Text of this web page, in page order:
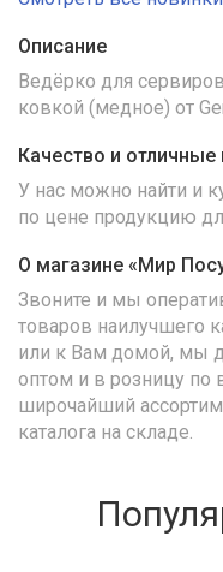
Описание
Ведёрко для
ковкой (медное) от
Качество и отличные
У нас можно найти и
по цене продукцию
О магазине «Мир
Звоните и мы
товаров наилучшего
или к Вам домой, мы
оптом и в розницу по
широчайший
каталога на складе.